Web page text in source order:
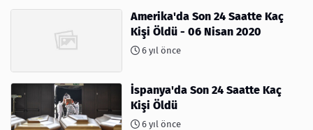
Amerika'da Son 24 Saatte Kaç
Kişi Öldü - 06 Nisan 2020
6 yıl önce
İspanya'da Son 24 Saatte Kaç
Kişi Öldü
6 yıl önce